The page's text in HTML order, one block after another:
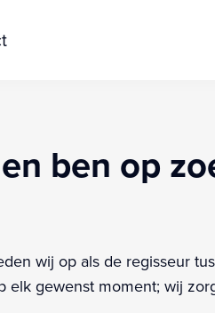
ben op
wij op als de regisseur
elk gewenst moment; wij